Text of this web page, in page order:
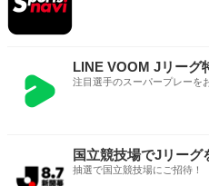
LINE VOOM Jリーグ
注目選手のスーパープレーを
国立競技場でJリーグ
抽選で国立競技場にご招待！